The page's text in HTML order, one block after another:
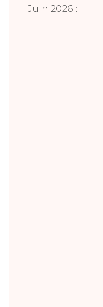
Juin 2026 :